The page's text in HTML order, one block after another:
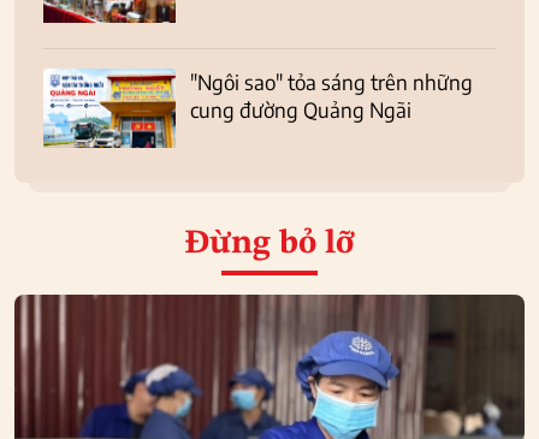
"Ngôi sao" tỏa sáng trên những
cung đường Quảng Ngãi
Đừng bỏ lỡ